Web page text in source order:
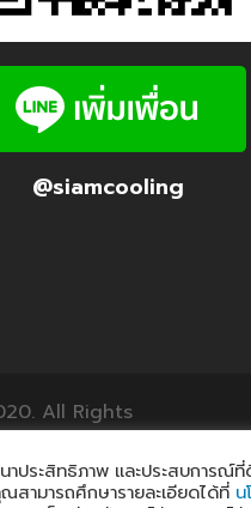
@siamcooling
All Rights
าประสิทธิภาพ และประสบการณ์ที่
ามารถศึกษารายละเอียดได้ที่ น